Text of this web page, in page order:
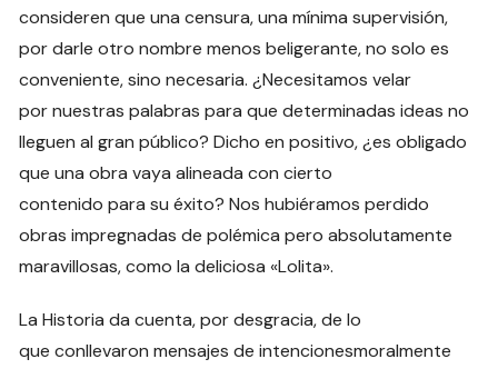
consideren que una censura, una mínima supervisión,
por darle otro nombre menos beligerante, no solo es
conveniente, sino necesaria. ¿Necesitamos velar
por nuestras palabras para que determinadas ideas no
lleguen al gran público? Dicho en positivo, ¿es obligado
que una obra vaya alineada con cierto
contenido para su éxito? Nos hubiéramos perdido
obras impregnadas de polémica pero absolutamente
maravillosas, como la deliciosa «Lolita».
La Historia da cuenta, por desgracia, de lo
que conllevaron mensajes de intencionesmoralmente